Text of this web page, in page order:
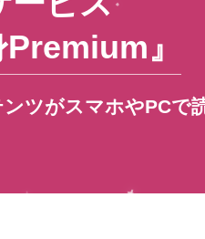
Premium』
ツがスマホやPCで